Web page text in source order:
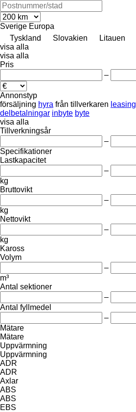
Sverige Europa
Tyskland
Slovakien Litauen
visa alla
visa alla
Pris
–
Annonstyp
försäljning hyra från tillverkaren leasing
delbetalningar inbyte byte
visa alla
Tillverkningsår
–
Specifikationer
Lastkapacitet
–
kg
Bruttovikt
–
kg
Nettovikt
–
kg
Kaross
Volym
–
m³
Antal sektioner
–
Antal fyllmedel
–
Mätare
Mätare
Uppvärmning
Uppvärmning
ADR
ADR
Axlar
ABS
ABS
EBS